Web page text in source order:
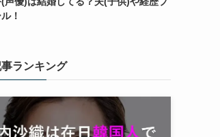
！
事ランキング